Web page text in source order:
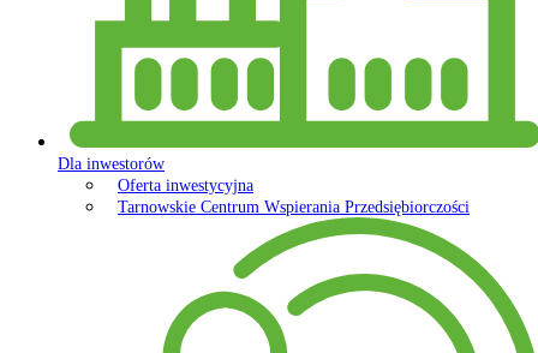
Dla inwestorów
Oferta inwestycyjna
Tarnowskie Centrum Wspierania Przedsiębiorczości